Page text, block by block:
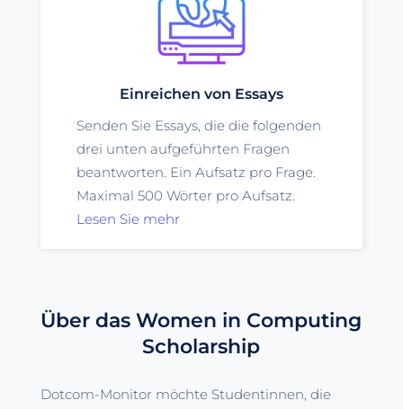
Einreichen von Essays
Senden Sie Essays, die die folgenden
drei unten aufgeführten Fragen
beantworten. Ein Aufsatz pro Frage.
Maximal 500 Wörter pro Aufsatz.
Lesen Sie mehr
Über das Women in Computing
Scholarship
Dotcom-Monitor möchte Studentinnen, die